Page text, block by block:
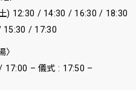
) 12:30 / 14:30 / 16:30 / 18:30
15:30 / 17:30
〉
17:00 – 儀式 : 17:50 –